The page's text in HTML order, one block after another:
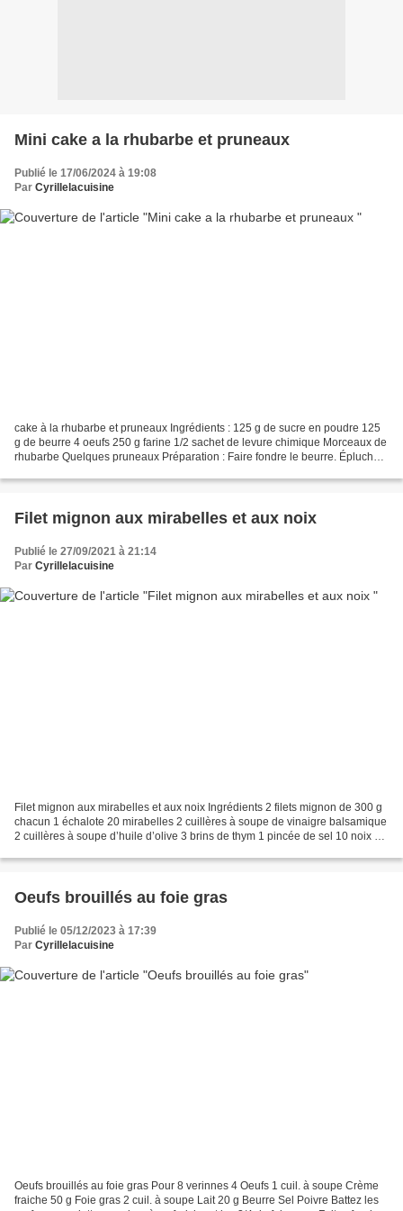
Mini cake a la rhubarbe et pruneaux
Publié le 17/06/2024 à 19:08
Par Cyrillelacuisine
cake à la rhubarbe et pruneaux Ingrédients : 125 g de sucre en poudre 125
g de beurre 4 oeufs 250 g farine 1/2 sachet de levure chimique Morceaux de
rhubarbe Quelques pruneaux Préparation : Faire fondre le beurre. Éplucher
Filet mignon aux mirabelles et aux noix
Publié le 27/09/2021 à 21:14
Par Cyrillelacuisine
Filet mignon aux mirabelles et aux noix Ingrédients 2 filets mignon de 300 g
chacun 1 échalote 20 mirabelles 2 cuillères à soupe de vinaigre balsamique
2 cuillères à soupe d’huile d’olive 3 brins de thym 1 pincée de sel 10 noix 1
Oeufs brouillés au foie gras
Publié le 05/12/2023 à 17:39
Par Cyrillelacuisine
Oeufs brouillés au foie gras Pour 8 verinnes 4 Oeufs 1 cuil. à soupe Crème
fraiche 50 g Foie gras 2 cuil. à soupe Lait 20 g Beurre Sel Poivre Battez les